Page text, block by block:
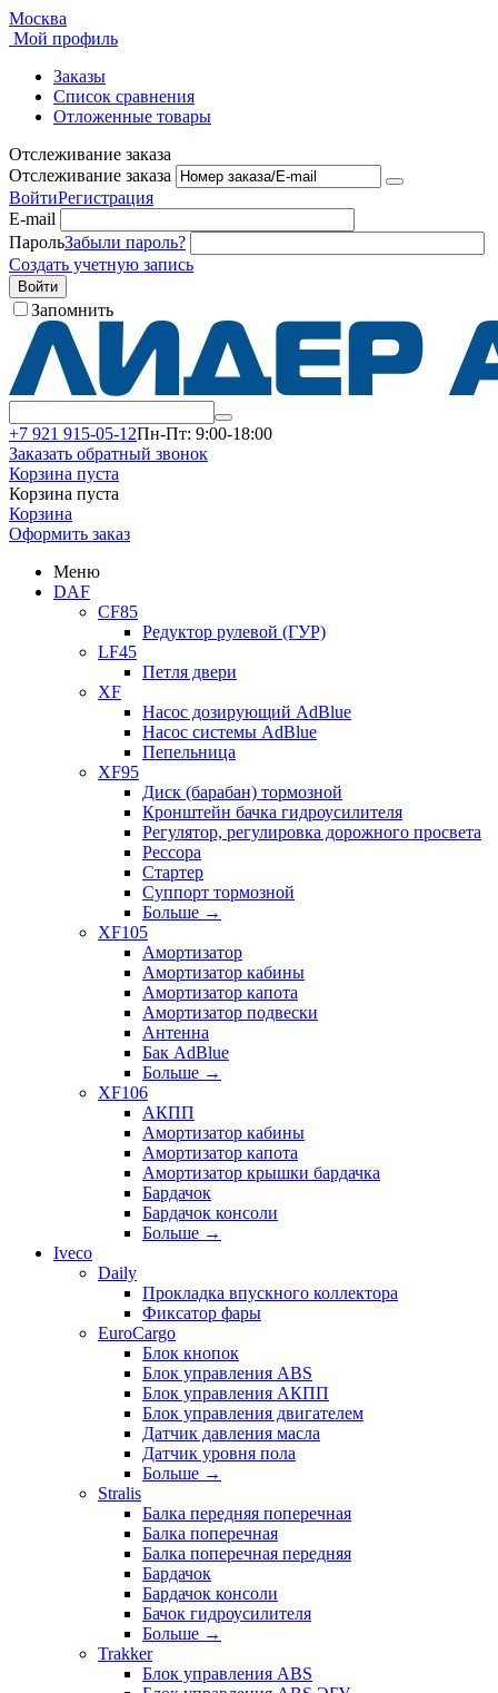
Москва
Мой профиль
Заказы
Список сравнения
Отложенные товары
Отслеживание заказа
Отслеживание заказа
ВойтиРегистрация
E-mail
ПарольЗабыли пароль?
Создать учетную запись
Войти
Запомнить
+7 921 915-05-12Пн-Пт: 9:00-18:00
Заказать обратный звонок
Корзина пуста
Корзина пуста
Корзина
Оформить заказ
Меню
DAF
CF85
Редуктор рулевой (ГУР)
LF45
Петля двери
XF
Насос дозирующий AdBlue
Насос системы AdBlue
Пепельница
XF95
Диск (барабан) тормозной
Кронштейн бачка гидроусилителя
Регулятор, регулировка дорожного просвета
Рессора
Стартер
Суппорт тормозной
Больше →
XF105
Амортизатор
Амортизатор кабины
Амортизатор капота
Амортизатор подвески
Антенна
Бак AdBlue
Больше →
XF106
АКПП
Амортизатор кабины
Амортизатор капота
Амортизатор крышки бардачка
Бардачок
Бардачок консоли
Больше →
Iveco
Daily
Прокладка впускного коллектора
Фиксатор фары
EuroCargo
Блок кнопок
Блок управления ABS
Блок управления АКПП
Блок управления двигателем
Датчик давления масла
Датчик уровня пола
Больше →
Stralis
Балка передняя поперечная
Балка поперечная
Балка поперечная передняя
Бардачок
Бардачок консоли
Бачок гидроусилителя
Больше →
Trakker
Блок управления ABS